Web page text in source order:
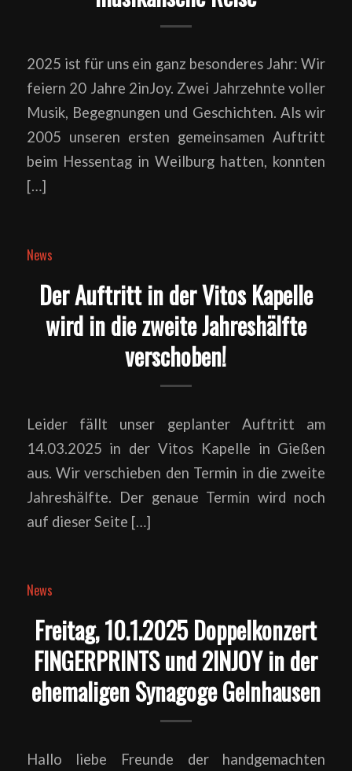
2025 ist für uns ein ganz besonderes Jahr: Wir
feiern 20 Jahre 2inJoy. Zwei Jahrzehnte voller
Musik, Begegnungen und Geschichten. Als wir
2005 unseren ersten gemeinsamen Auftritt
beim Hessentag in Weilburg hatten, konnten
[…]
News
Der Auftritt in der Vitos Kapelle
wird in die zweite Jahreshälfte
verschoben!
Leider fällt unser geplanter Auftritt am
14.03.2025 in der Vitos Kapelle in Gießen
aus. Wir verschieben den Termin in die zweite
Jahreshälfte. Der genaue Termin wird noch
auf dieser Seite […]
News
Freitag, 10.1.2025 Doppelkonzert
FINGERPRINTS und 2INJOY in der
ehemaligen Synagoge Gelnhausen
Hallo liebe Freunde der handgemachten